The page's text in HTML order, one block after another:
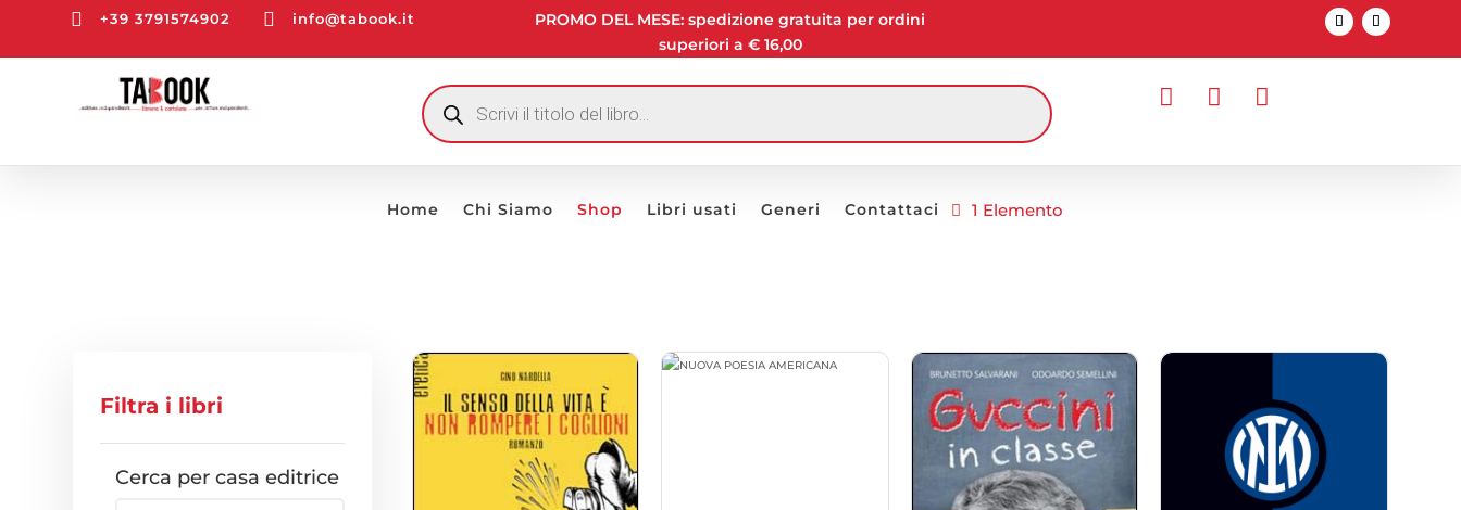
 +39 3791574902  info@tabook.it
PROMO DEL MESE: spedizione gratuita per ordini
superiori a € 16,00
RICERCA
PRODOTTI
  
Home Chi Siamo Shop Libri usati Generi Contattaci 1 Elemento
Filtra i libri
Cerca per casa editrice